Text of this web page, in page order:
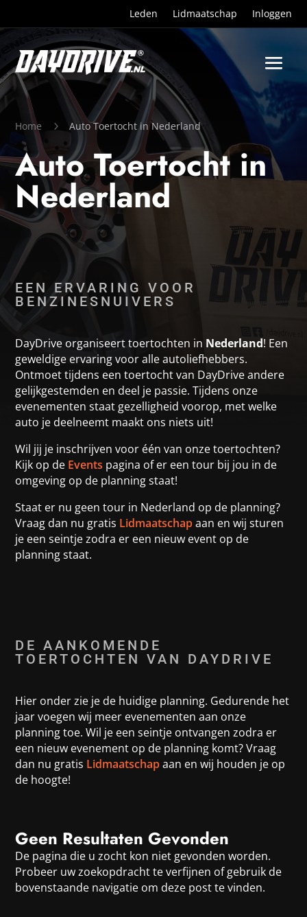
Leden Lidmaatschap Inloggen
Home 5 Auto Toertocht in Nederland
Auto Toertocht in
Nederland
EEN ERVARING VOOR
BENZINESNUIVERS
DayDrive organiseert toertochten in Nederland! Een
geweldige ervaring voor alle autoliefhebbers.
Ontmoet tijdens een toertocht van DayDrive andere
gelijkgestemden en deel je passie. Tijdens onze
evenementen staat gezelligheid voorop, met welke
auto je deelneemt maakt ons niets uit!
Wil jij je inschrijven voor één van onze toertochten?
Kijk op de Events pagina of er een tour bij jou in de
omgeving op de planning staat!
Staat er nu geen tour in Nederland op de planning?
Vraag dan nu gratis Lidmaatschapaan en wij sturen
je een seintje zodra er een nieuw event op de
planning staat.
DE AANKOMENDE
TOERTOCHTEN VAN DAYDRIVE
Hier onder zie je de huidige planning. Gedurende het
jaar voegen wij meer evenementen aan onze
planning toe. Wil je een seintje ontvangen zodra er
een nieuw evenement op de planning komt? Vraag
dan nu gratis Lidmaatschapaan en wij houden je op
de hoogte!
Geen Resultaten Gevonden
De pagina die u zocht kon niet gevonden worden.
Probeer uw zoekopdracht te verfijnen of gebruik de
bovenstaande navigatie om deze post te vinden.